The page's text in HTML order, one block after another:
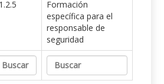
Formación
específica para el
responsable de
seguridad